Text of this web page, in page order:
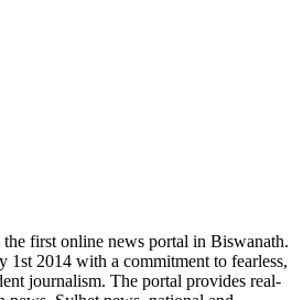
first online news portal in Biswanath.
1st 2014 with a commitment to fearless,
journalism. The portal provides real-